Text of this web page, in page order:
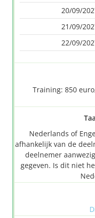
20/09/
21/09/
22/09/
Training: 850
Nederlands of
afhankelijk van de
deelnemer
gegeven. Is dit niet